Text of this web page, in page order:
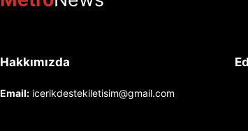
Hakkımızda
Email: icerikdestekiletisim@gmail.com